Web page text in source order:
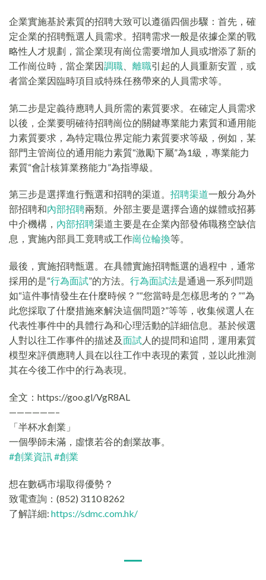
企業實施基於素質的招聘大致可以遵循四個步驟：首先，確
定企業的招聘甄選人員需求。招聘需求一般是依據企業的戰
略性人才規劃，當企業現有崗位需要增加人員或增添了新的
工作崗位時，當企業因調職 離職引起的人員重新安置，或
者當企業因臨時項目或特殊任務帶來的人員需求等。
第二步是定義待應聘人員所需的素質要求。在確定人員需求
以後，企業要明確待招聘崗位的關鍵專業能力素質和通用能
力素質要求，為特定職位界定能力素質要求等級，例如，某
部門主管崗位的通用能力素質“激勵下屬”為1級，專業能力
素質“會計核算業務能力”為指導級。
第三步是選擇進行甄選和招聘的渠道。 招聘渠道一般分為外
部招聘和內部招聘兩類。外部主要是選擇合適的媒體或招募
中介機構， 內部招聘渠道主要是在企業內部發佈職務空缺信
息，實施內部員工竟聘或工作崗位輪換等。
最後，實施招聘甑選。在具體實施招聘甑選的過程中，通常
採用的是“行為面試”的方法。 行為面試法是通過一系列問題
如“這件事情發生在什麼時候？”“您當時是怎樣思考的？”“為
此您採取了什麼措施來解決這個問題?”等等，收集候選人在
代表性事件中的具體行為和心理活動的詳細信息。基於候選
人對以往工作事件的描述及面試 人的提問和追問，運用素質
模型來評價應聘人員在以往工作中表現的素質，並以此推測
其在今後工作中的行為表現。
全文：https://goo.gl/VgR8AL
——————–
「半杯水創業」
一個學師未滿，虛懷若谷的創業故事。
#創業資訊#創業
想在數碼市場取得優勢？
致電查詢：(852) 3110 8262
了解詳細: https://sdmc.com.hk/